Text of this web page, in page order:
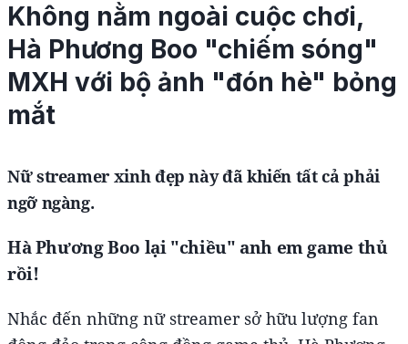
Không nằm ngoài cuộc chơi,
Hà Phương Boo "chiếm sóng"
MXH với bộ ảnh "đón hè" bỏng
mắt
Nữ streamer xinh đẹp này đã khiến tất cả phải
ngỡ ngàng.
Hà Phương Boo lại "chiều" anh em game thủ
rồi!
Nhắc đến những nữ streamer sở hữu lượng fan